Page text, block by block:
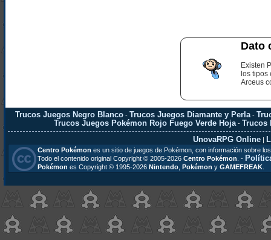
Dato
Existen
los
Arceus
Trucos Juegos Negro Blanco -Trucos Juegos Diamante y Perla -
Trucos Juegos Pokémon Rojo Fuego Verde Hoja -Trucos
UnovaRPG Online |
Centro Pokémon es un sitio de juegos de Pokémon, con información sobre
Todo el contenido original Copyright © 2005-2026 Centro Pokémon . -
Pokémon es Copyright © 1995-2026 Nintendo, Pokémon y GAMEFREAK.